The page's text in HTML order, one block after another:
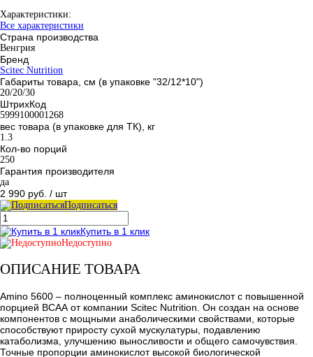
Характеристики:
Все характеристики
Страна производства
Венгрия
Бренд
Scitec Nutrition
Габариты товара, см (в упаковке "32/12*10")
20/20/30
ШтрихКод
5999100001268
вес товара (в упаковке для ТК), кг
1.3
Кол-во порций
250
Гарантия производителя
да
2 990 руб. / шт
Подписаться
Купить в 1 клик
Недоступно
ОПИСАНИЕ ТОВАРА
Amino 5600 – полноценный комплекс аминокислот с повышенной
порцией ВСАА от компании Scitec Nutrition. Он создан на основе
компонентов с мощными анаболическими свойствами, которые
способствуют приросту сухой мускулатуры, подавлению
катаболизма, улучшению выносливости и общего самочувствия.
Точные пропорции аминокислот высокой биологической